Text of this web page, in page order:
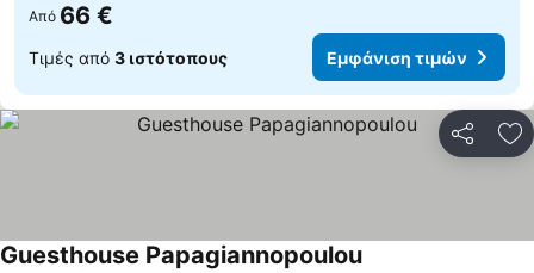
Από 66 €
Τιμές από 3 ιστότοπους Εμφάνιση τιμών
Guesthouse Papagiannopoulou